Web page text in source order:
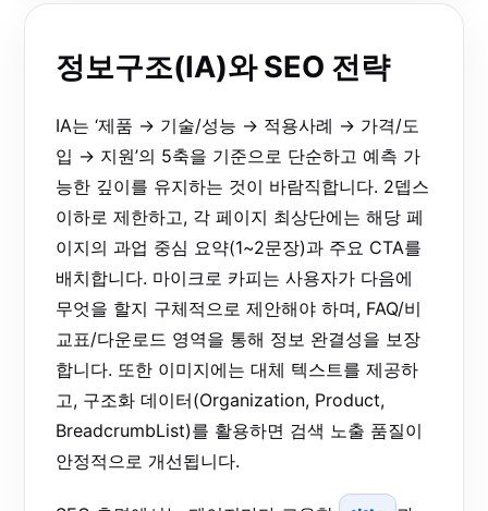
정보구조(IA)와 SEO 전략
IA는 ‘제품 → 기술/성능 → 적용사례 → 가격/도
입 → 지원’의 5축을 기준으로 단순하고 예측 가
능한 깊이를 유지하는 것이 바람직합니다. 2뎁스
이하로 제한하고, 각 페이지 최상단에는 해당 페
이지의 과업 중심 요약(1~2문장)과 주요 CTA를
배치합니다. 마이크로 카피는 사용자가 다음에
무엇을 할지 구체적으로 제안해야 하며, FAQ/비
교표/다운로드 영역을 통해 정보 완결성을 보장
합니다. 또한 이미지에는 대체 텍스트를 제공하
고, 구조화 데이터(Organization, Product,
BreadcrumbList)를 활용하면 검색 노출 품질이
안정적으로 개선됩니다.